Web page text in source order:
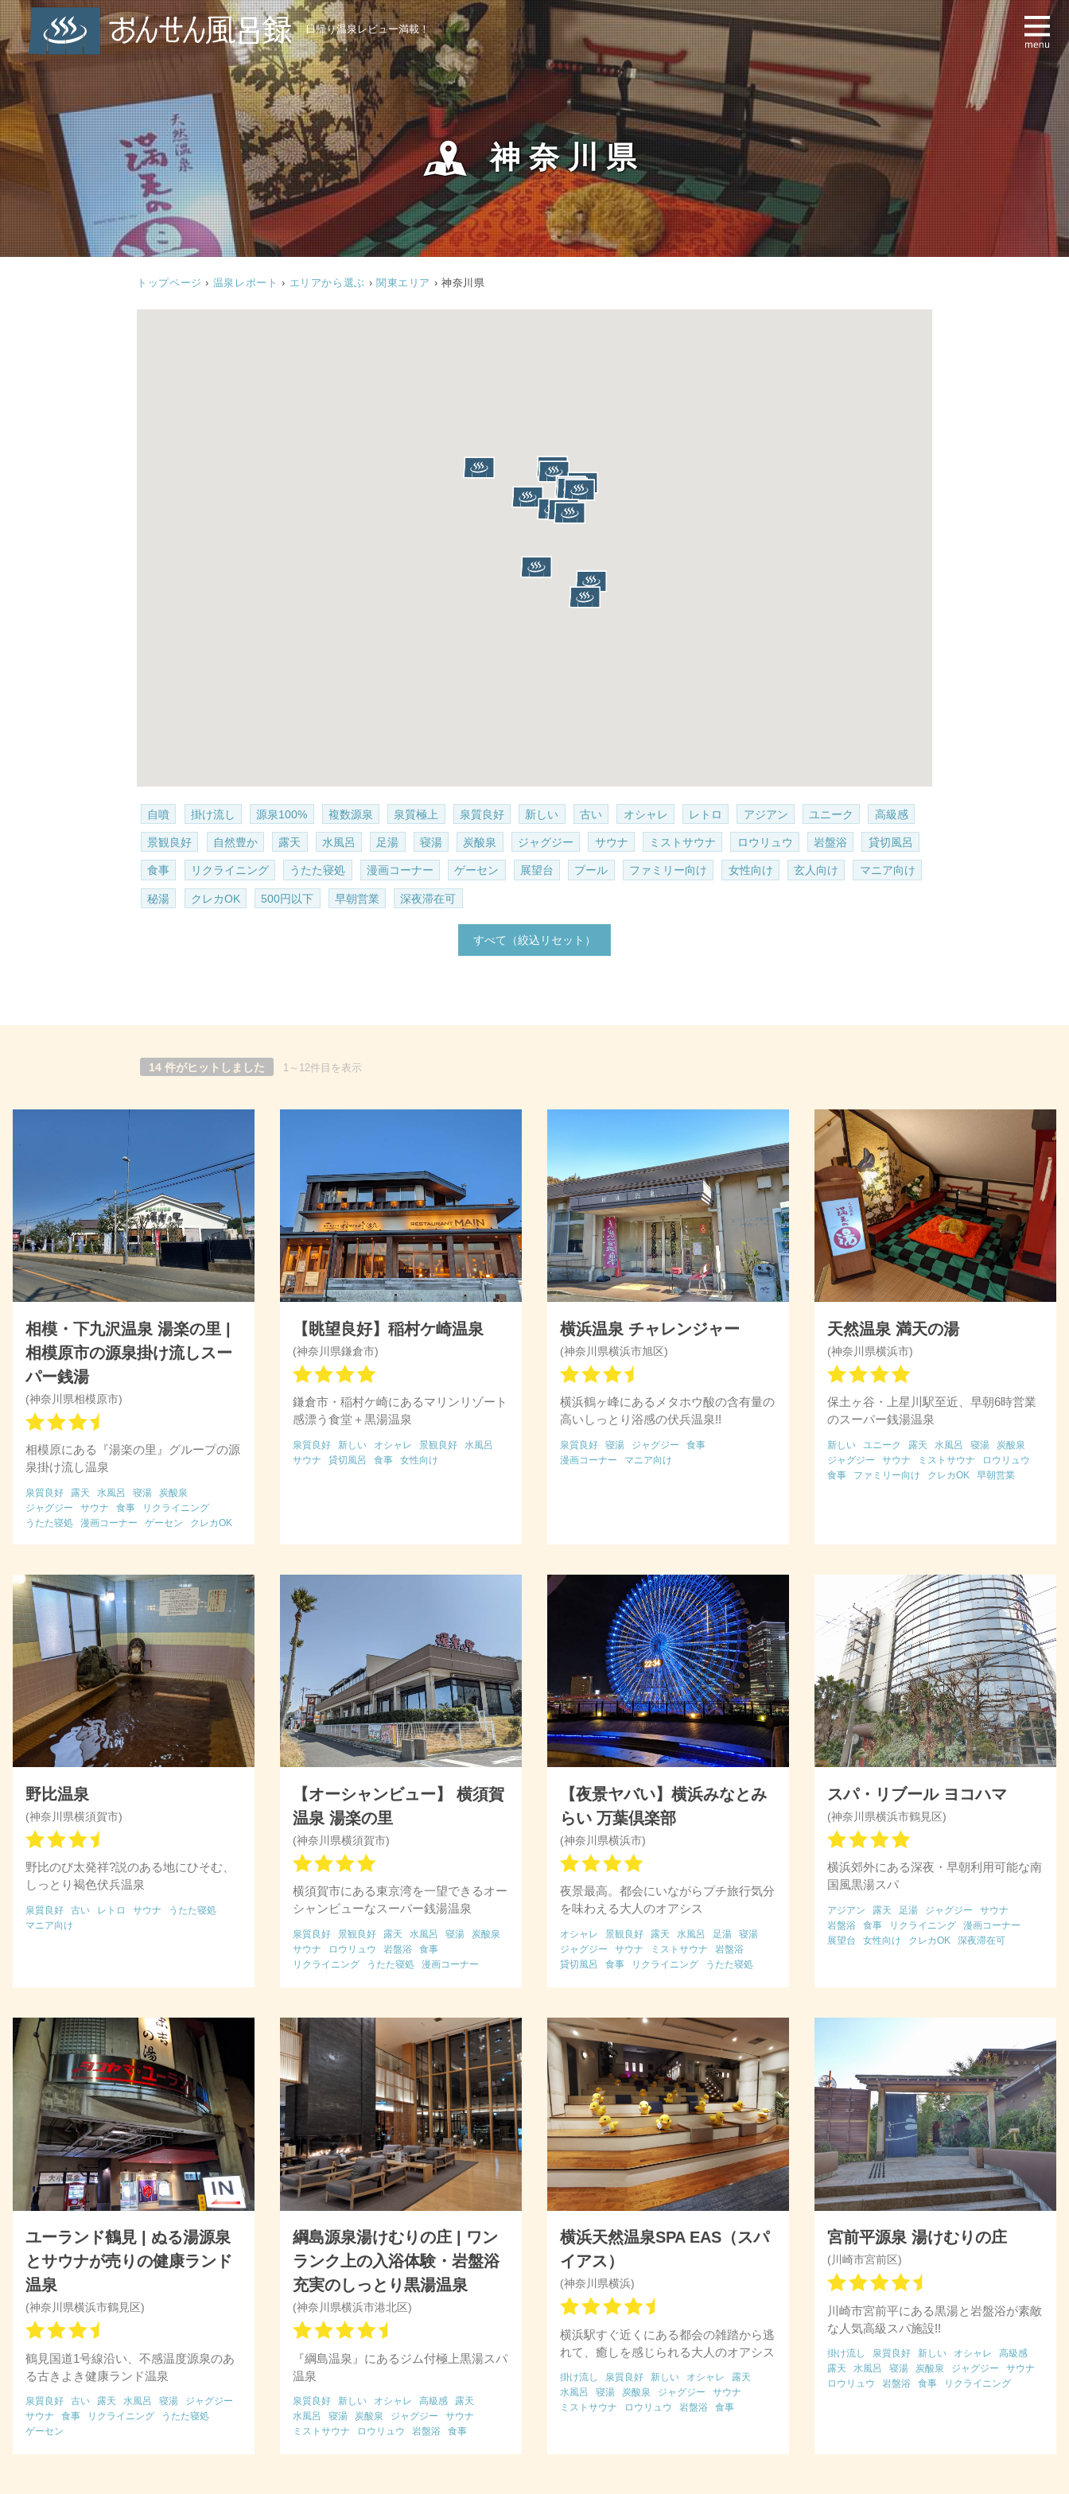
管理人随筆
当サイトについて
ご意見・お問い合わせ
日帰り温泉レビュー満載！
n神奈川県
トップページ › 温泉レポート › エリアから選ぶ › 関東エリア › 神奈川県
自噴 掛け流し 源泉100% 複数源泉 泉質極上 泉質良好 新しい 古い オシャレ レトロ アジアン ユニーク 高級感
景観良好 自然豊か 露天 水風呂 足湯 寝湯 炭酸泉 ジャグジー サウナ ミストサウナ ロウリュウ 岩盤浴 貸切風呂
食事 リクライニング うたた寝処 漫画コーナー ゲーセン 展望台 プール ファミリー向け 女性向け 玄人向け マニア向け
秘湯 クレカOK 500円以下 早朝営業 深夜滞在可
すべて（絞込リセット）
14 件がヒットしました 1～12件目を表示
相模・下九沢温泉 湯楽の里 |
相模原市の源泉掛け流しスー
パー銭湯
(神奈川県相模原市)
相模原にある『湯楽の里』グループの源
泉掛け流し温泉
泉質良好 露天 水風呂 寝湯
炭酸泉
ジャグジー
サウナ 食事
リクライニング
うたた寝処
漫画コーナー ゲーセン クレカOK
【眺望良好】稲村ケ崎温泉
(神奈川県鎌倉市)
鎌倉市・稲村ケ崎にあるマリンリゾート
感漂う食堂＋黒湯温泉
泉質良好 新しい オシャレ 景観良好
水風呂
サウナ
貸切風呂 食事 女性向け
横浜温泉 チャレンジャー
(神奈川県横浜市旭区)
横浜鶴ヶ峰にあるメタホウ酸の含有量の
高いしっとり浴感の伏兵温泉!!
泉質良好 寝湯 ジャグジー
食事
漫画コーナー
マニア向け
天然温泉 満天の湯
(神奈川県横浜市)
保土ヶ谷・上星川駅至近、早朝6時営業
のスーパー銭湯温泉
新しい ユニーク 露天 水風呂 寝湯
炭酸泉
ジャグジー
サウナ ミストサウナ
ロウリュウ
食事
ファミリー向け クレカOK 早朝営業
野比温泉
(神奈川県横須賀市)
野比のび太発祥?説のある地にひそむ、
しっとり褐色伏兵温泉
泉質良好 古い レトロ サウナ
うたた寝処
マニア向け
【オーシャンビュー】 横須賀
温泉 湯楽の里
(神奈川県横須賀市)
横須賀市にある東京湾を一望できるオー
シャンビューなスーパー銭湯温泉
泉質良好 景観良好 露天 水風呂 寝湯
炭酸泉
サウナ
ロウリュウ 岩盤浴
食事
リクライニング
うたた寝処
漫画コーナー
【夜景ヤバい】横浜みなとみ
らい 万葉倶楽部
(神奈川県横浜市)
夜景最高。都会にいながらプチ旅行気分
を味わえる大人のオアシス
オシャレ 景観良好 露天 水風呂 足湯
寝湯
ジャグジー
サウナ ミストサウナ
岩盤浴
貸切風呂
食事 リクライニング
うたた寝処
スパ・リブール ヨコハマ
(神奈川県横浜市鶴見区)
横浜郊外にある深夜・早朝利用可能な南
国風黒湯スパ
アジアン 露天 足湯 ジャグジー
サウナ
岩盤浴
食事 リクライニング
漫画コーナー
展望台
女性向け クレカOK 深夜滞在可
ユーランド鶴見 | ぬる湯源泉
とサウナが売りの健康ランド
温泉
(神奈川県横浜市鶴見区)
鶴見国道1号線沿い、不感温度源泉のあ
る古きよき健康ランド温泉
泉質良好 古い 露天 水風呂 寝湯
ジャグジー
サウナ
食事 リクライニング
うたた寝処
ゲーセン
綱島源泉湯けむりの庄 | ワン
ランク上の入浴体験・岩盤浴
充実のしっとり黒湯温泉
(神奈川県横浜市港北区)
『綱島温泉』にあるジム付極上黒湯スパ
温泉
泉質良好 新しい オシャレ 高級感
露天
水風呂
寝湯 炭酸泉 ジャグジー
サウナ
ミストサウナ
ロウリュウ 岩盤浴
食事
横浜天然温泉SPA EAS（スパ
イアス）
(神奈川県横浜)
横浜駅すぐ近くにある都会の雑踏から逃
れて、癒しを感じられる大人のオアシス
掛け流し 泉質良好 新しい オシャレ
露天
水風呂
寝湯 炭酸泉 ジャグジー
サウナ
ミストサウナ
ロウリュウ 岩盤浴
食事
深夜滞在可
宮前平源泉 湯けむりの庄
(川崎市宮前区)
川崎市宮前平にある黒湯と岩盤浴が素敵
な人気高級スパ施設!!
掛け流し 泉質良好 新しい オシャレ
高級感
露天
水風呂 寝湯 炭酸泉 ジャグジー
サウナ
ロウリュウ
岩盤浴 食事
リクライニング